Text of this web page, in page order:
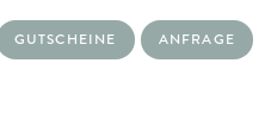
GUTSCHEINE ANFRAGE